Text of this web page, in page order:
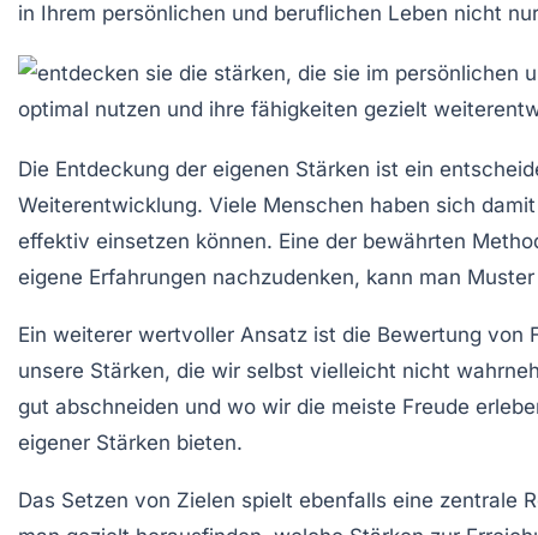
in Ihrem persönlichen und beruflichen Leben nicht
Die Entdeckung der eigenen Stärken ist ein
Weiterentwicklung. Viele Menschen haben sich
effektiv einsetzen können. Eine der bewährten
eigene Erfahrungen nachzudenken, kann man
Ein weiterer wertvoller Ansatz ist die Bewertung von
unsere Stärken, die wir selbst vielleicht nicht
gut abschneiden und wo wir die meiste Freude
eigener Stärken bieten.
Das Setzen von Zielen spielt ebenfalls eine zentrale